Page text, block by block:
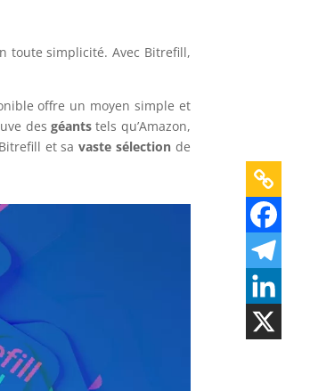
toute simplicité. Avec Bitrefill,
offre un moyen simple et
des géantstels qu’Amazon,
et savaste sélectionde